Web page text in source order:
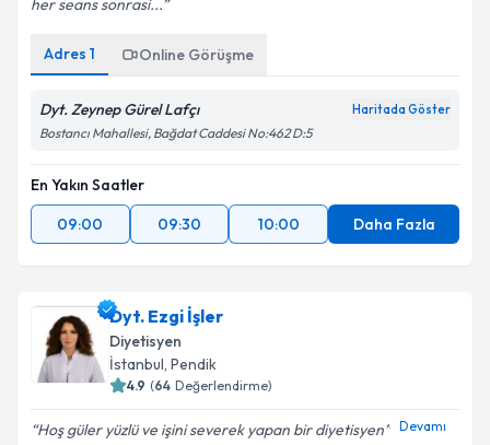
Kişisel verilerimin işlenmesine ilişkin
kapsamda işlenmesini kabul ediyorum.
Takvim Talebini Gönder
her seans sonrasi...
Adres 1 Online Görüşme
Dyt. Zeynep Gürel Lafçı Haritada Göster
Bostancı Mahallesi, Bağdat Caddesi No:462 D:5
En Yakın Saatler
09:00
09:30 10:00 Daha Fazla
Dyt. Ezgi İşler
Diyetisyen
İstanbul, Pendik
4.9 (64 Değerlendirme)
Hoş güler yüzlü ve işini severek yapan bir diyetisyen Devamı